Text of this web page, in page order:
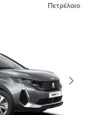
Πετρέλαιο